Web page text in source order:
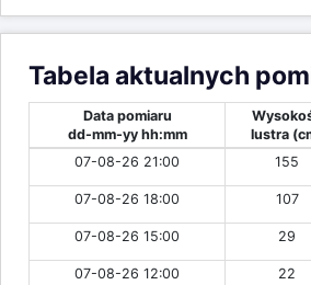
Tabela aktualnych
Data pomiaru
dd-mm-yy hh:mm
lustra
07-08-26 21:00
155
07-08-26 18:00 107
07-08-26 15:00 29
07-08-26 12:00 22